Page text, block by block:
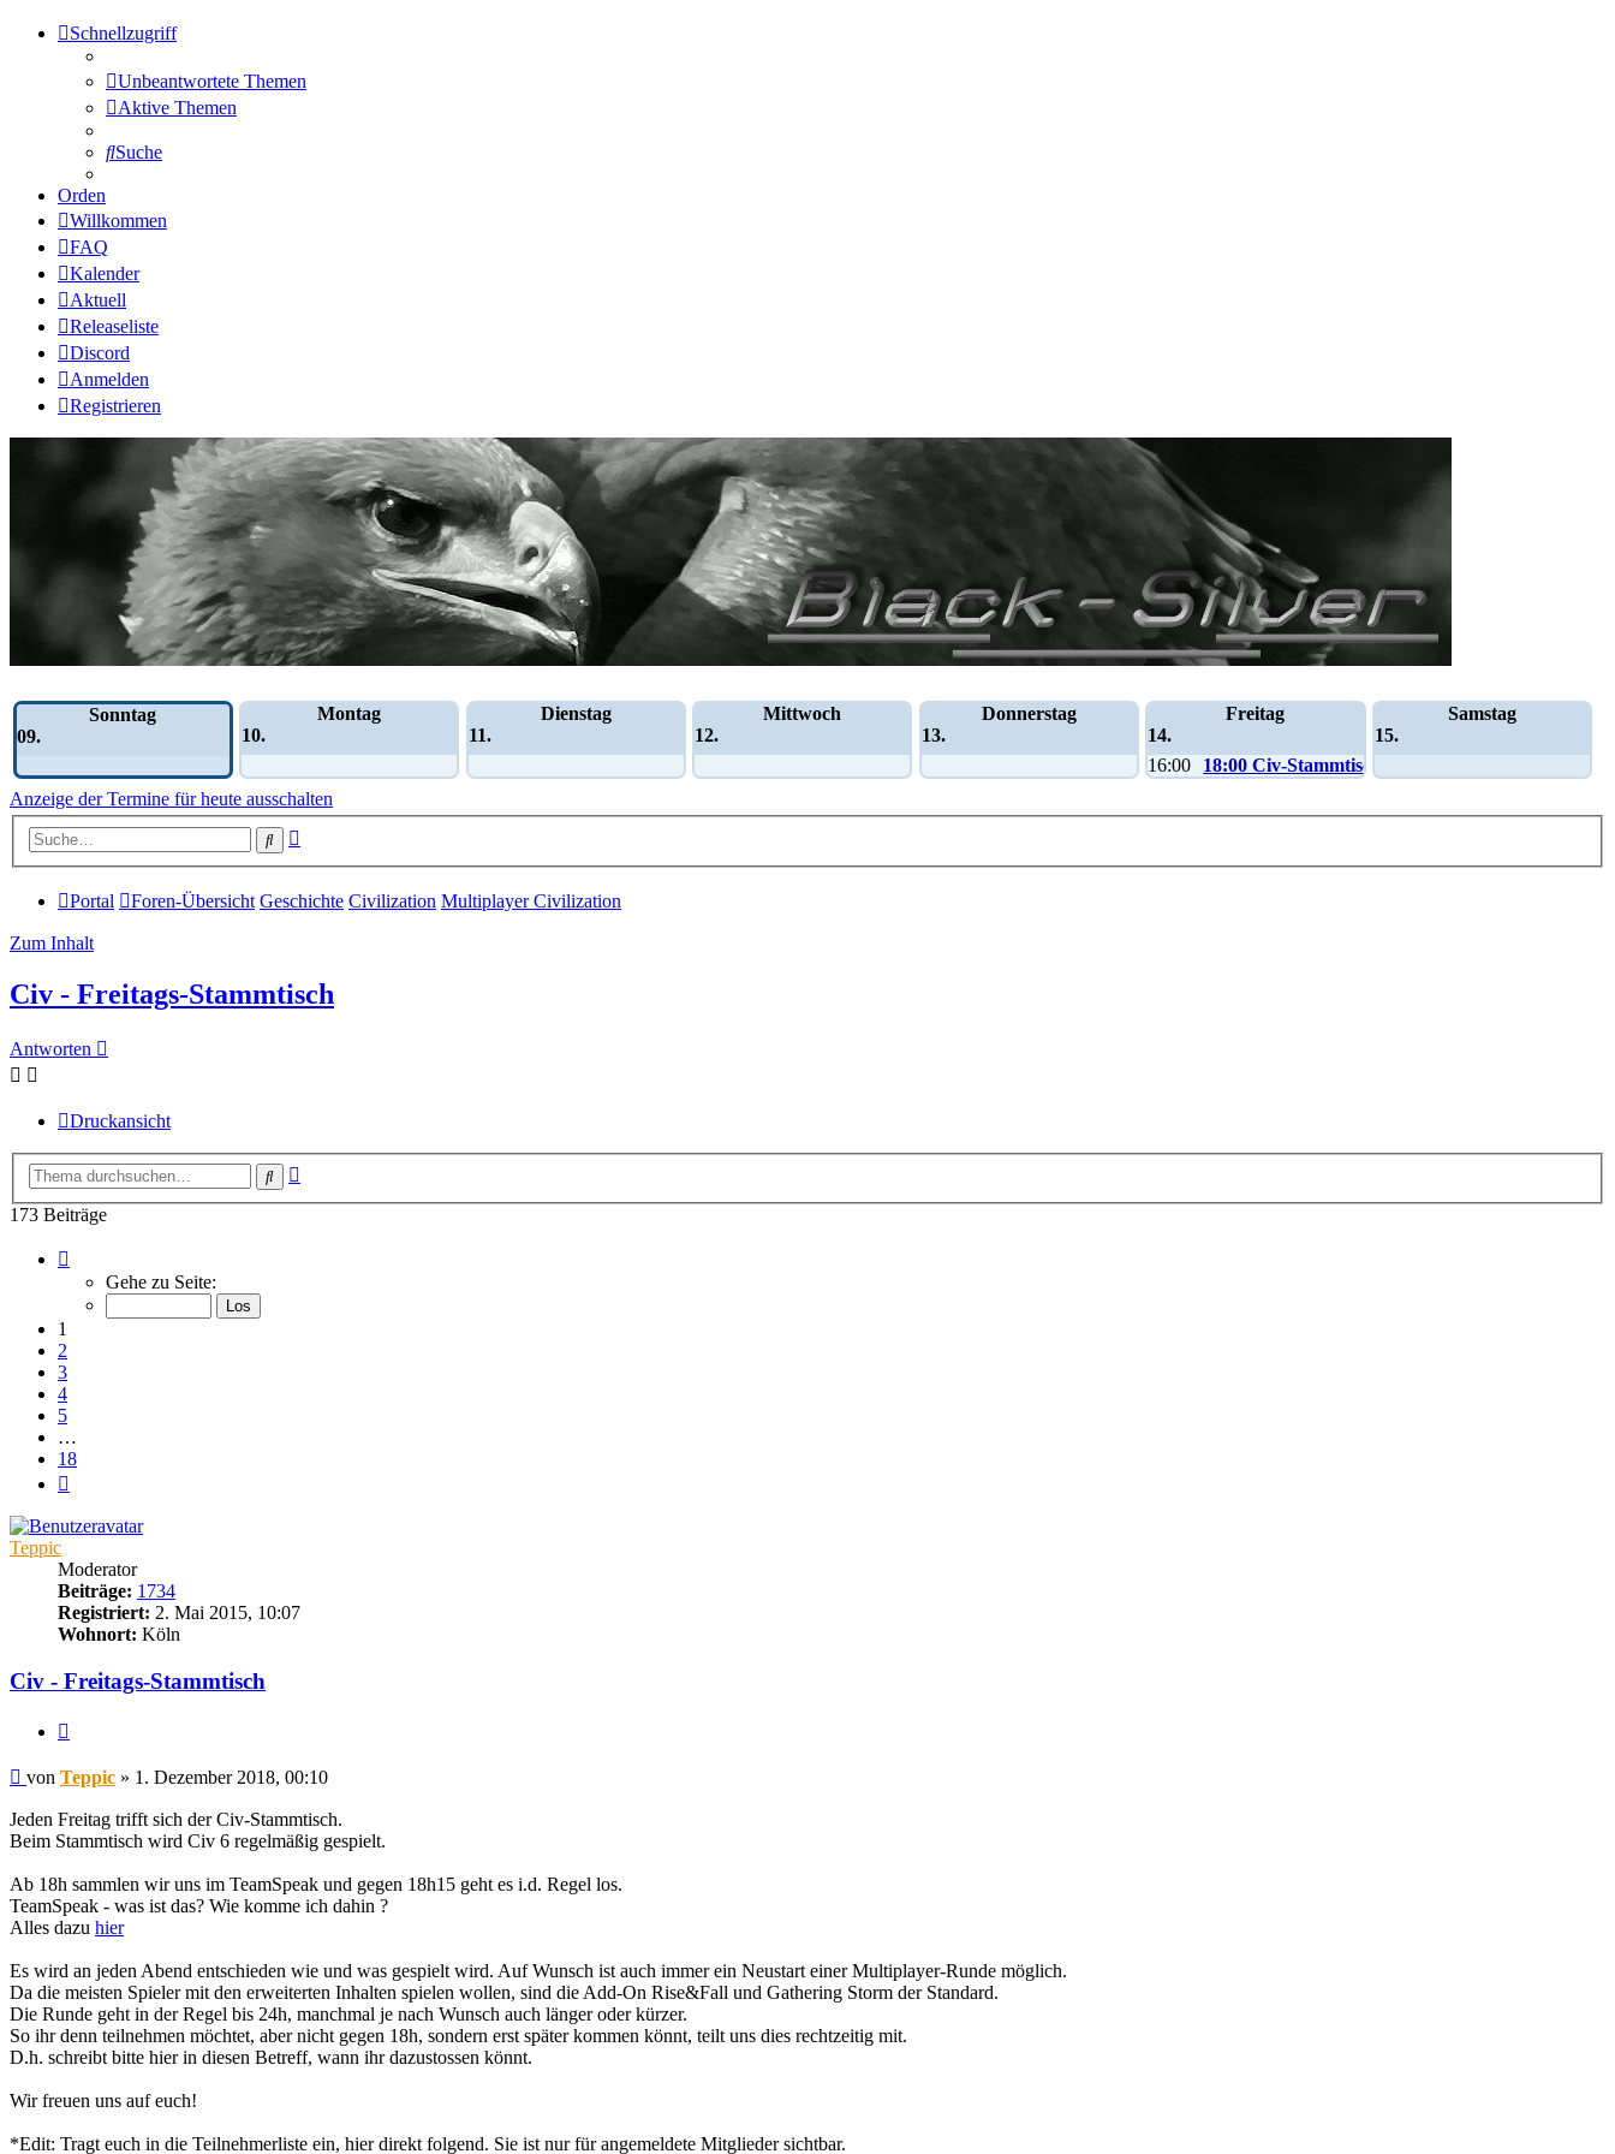
Schnellzugriff
Unbeantwortete Themen
Aktive Themen
Suche
Orden
Willkommen
FAQ
Kalender
Aktuell
Releaseliste
Discord
Anmelden
Registrieren
Sonntag
09.
Montag
10.
Dienstag
11.
Mittwoch
12.
Donnerstag
13.
Freitag
14.
16:00
18:00 Civ-Stammtisch
Samstag
15.
Anzeige der Termine für heute ausschalten
Suche
Portal Foren-Übersicht Geschichte Civilization Multiplayer Civilization
Zum Inhalt
Civ - Freitags-Stammtisch
Antworten
Druckansicht
Suche
173 Beiträge
von
Gehe zu Seite:
1
2
3
4
5
…
18
Teppic
Moderator
Beiträge: 1734
Registriert: 2. Mai 2015, 10:07
Wohnort: Köln
Civ - Freitags-Stammtisch
Beitrag
von Teppic » 1. Dezember 2018, 00:10
Jeden Freitag trifft sich der Civ-Stammtisch.
Beim Stammtisch wird Civ 6 regelmäßig gespielt.
Ab 18h sammlen wir uns im TeamSpeak und gegen 18h15 geht es i.d. Regel los.
TeamSpeak - was ist das? Wie komme ich dahin ?
Alles dazu hier
Es wird an jeden Abend entschieden wie und was gespielt wird. Auf Wunsch ist auch immer ein Neustart einer Multiplayer-Runde möglich.
Da die meisten Spieler mit den erweiterten Inhalten spielen wollen, sind die Add-On Rise&Fall und Gathering Storm der Standard.
Die Runde geht in der Regel bis 24h, manchmal je nach Wunsch auch länger oder kürzer.
So ihr denn teilnehmen möchtet, aber nicht gegen 18h, sondern erst später kommen könnt, teilt uns dies rechtzeitig mit.
D.h. schreibt bitte hier in diesen Betreff, wann ihr dazustossen könnt.
Wir freuen uns auf euch!
*Edit: Tragt euch in die Teilnehmerliste ein, hier direkt folgend. Sie ist nur für angemeldete Mitglieder sichtbar.